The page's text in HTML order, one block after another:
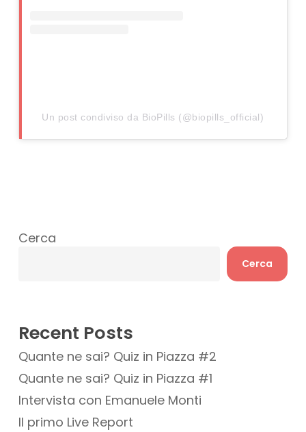
Un post condiviso da BioPills (@biopills_official)
Cerca
Cerca
Recent Posts
Quante ne sai? Quiz in Piazza #2
Quante ne sai? Quiz in Piazza #1
Intervista con Emanuele Monti
Il primo Live Report